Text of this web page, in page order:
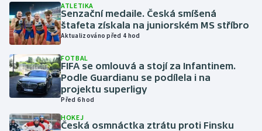
Moderní pětiboj
Motorsport
Olympijské hry
ATLETIKA
Senzační medaile. Česká smíšená
štafeta získala na juniorském MS stříbro
Aktualizováno před 4 hod
FOTBAL
FIFA se omlouvá a stojí za Infantinem.
Podle Guardianu se podílela i na
projektu superligy
Před 6 hod
HOKEJ
Česká osmnáctka ztrátu proti Finsku